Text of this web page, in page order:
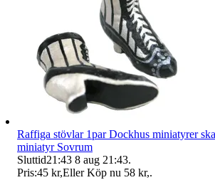
Raffiga stövlar 1par Dockhus miniatyrer
miniatyr Sovrum
Sluttid21:43 8 aug 21:43.
Pris:45 kr,Eller Köp nu 58 kr,.